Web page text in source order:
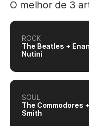
O melhor de 3
ROCK
The Beatles +
Nutini
SOUL
The Commodores
Smith